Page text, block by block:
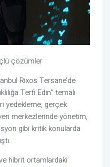
çözümler
Rixos Tersane’de
Terfi Edin” temalı
yedekleme, gerçek
merkezlerinde yönetim,
gibi kritik konularda
hibrit ortamlardaki